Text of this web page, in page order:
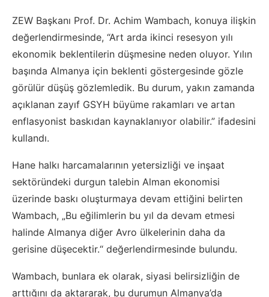
ZEW Başkanı Prof. Dr. Achim Wambach, konuya ilişkin
değerlendirmesinde, “Art arda ikinci resesyon yılı
ekonomik beklentilerin düşmesine neden oluyor. Yılın
başında Almanya için beklenti göstergesinde gözle
görülür düşüş gözlemledik. Bu durum, yakın zamanda
açıklanan zayıf GSYH büyüme rakamları ve artan
enflasyonist baskıdan kaynaklanıyor olabilir.” ifadesini
kullandı.
Hane halkı harcamalarının yetersizliği ve inşaat
sektöründeki durgun talebin Alman ekonomisi
üzerinde baskı oluşturmaya devam ettiğini belirten
Wambach, „Bu eğilimlerin bu yıl da devam etmesi
halinde Almanya diğer Avro ülkelerinin daha da
gerisine düşecektir.“ değerlendirmesinde bulundu.
Wambach, bunlara ek olarak, siyasi belirsizliğin de
arttığını da aktararak, bu durumun Almanya’da